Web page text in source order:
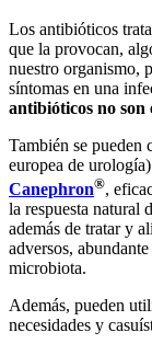
Los antibióticos
que la provocan,
nuestro organismo,
síntomas en una
antibióticos no son
También se pueden
europea de
Canephron®,
la respuesta natural
además de tratar y
adversos,
microbiota.
Además, pueden
necesidades y